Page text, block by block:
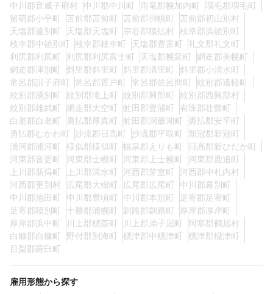
中川郡音威子府村
中川郡中川町 雨竜郡幌加内町
増毛郡増毛町
留萌郡小平町
苫前郡苫前町 苫前郡羽幌町
苫前郡初山別村
天塩郡遠別町
天塩郡天塩町 宗谷郡猿払村
枝幸郡浜頓別町
枝幸郡中頓別町
枝幸郡枝幸町 天塩郡豊富町
礼文郡礼文町
利尻郡利尻町
利尻郡利尻富士町 天塩郡幌延町
網走郡美幌町
網走郡津別町
斜里郡斜里町 斜里郡清里町
斜里郡小清水町
常呂郡訓子府町
常呂郡置戸町 常呂郡佐呂間町
紋別郡遠軽町
紋別郡湧別町
紋別郡滝上町 紋別郡興部町
紋別郡西興部村
紋別郡雄武町
網走郡大空町 虻田郡豊浦町
有珠郡壮瞥町
白老郡白老町
勇払郡厚真町 虻田郡洞爺湖町
勇払郡安平町
勇払郡むかわ町
沙流郡日高町 沙流郡平取町
新冠郡新冠町
浦河郡浦河町
様似郡様似町 幌泉郡えりも町
日高郡新ひだか町
河東郡音更町
河東郡士幌町 河東郡上士幌町
河東郡鹿追町
上川郡新得町
上川郡清水町 河西郡芽室町
河西郡中札内村
河西郡更別村
広尾郡大樹町 広尾郡広尾町
中川郡幕別町
中川郡池田町
中川郡豊頃町 中川郡本別町
足寄郡足寄町
足寄郡陸別町
十勝郡浦幌町 釧路郡釧路町
厚岸郡厚岸町
厚岸郡浜中町
川上郡標茶町 川上郡弟子屈町
阿寒郡鶴居村
白糠郡白糠町
野付郡別海町 標津郡中標津町
標津郡標津町
目梨郡羅臼町
雇用形態から探す